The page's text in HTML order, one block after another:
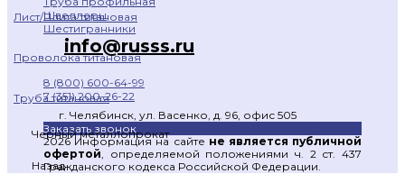
Лист/Плита титановая
Проволока титановая
Труба титановая
Черный металлопрокат
Назад
Швеллеры
Шестигранники
info@russs.ru
8 (800) 600-64-99
7 (351) 200-26-22
г. Челябинск, ул. Васенко, д. 96, офис 505
Заказать звонок
2026 Информация на сайте не является публичной
офертой , определяемой положениями ч. 2 ст. 437
Гражданского кодекса Российской Федерации.